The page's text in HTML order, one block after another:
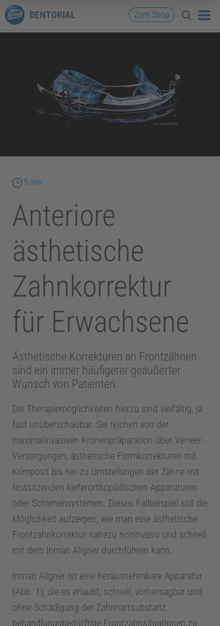
DENTORIAL Zum Shop
Lesedauer
5 min.
Anteriore
ästhetische
Zahnkorrektur
für Erwachsene
Ästhetische Korrekturen an Frontzähnen
sind ein immer häufigerer geäußerter
Wunsch von Patienten.
Die Therapiemöglichkeiten hierzu sind vielfältig, ja
fast unüberschaubar. Sie reichen von der
maximalinvasiven Kronenpräparation über Veneer-
Versorgungen, ästhetische Formkorrekturen mit
Komposit bis hin zu Umstellungen der Zähne mit
festsitzenden kieferorthopädischen Apparaturen
oder Schienensystemen. Dieses Fallbeispiel soll die
Mög­lichkeit aufzeigen, wie man eine ästhetische
Frontzahnkorrektur nahezu noninvasiv und schnell
mit dem Inman Aligner durchführen kann.
Inman Aligner ist eine herausnehmbare Apparatur
(Abb. 1), die es erlaubt, schnell, vorhersagbar und
ohne Schädigung der Zahnhartsubstanz
behandlungsbedürftige Frontzahnsituationen zu